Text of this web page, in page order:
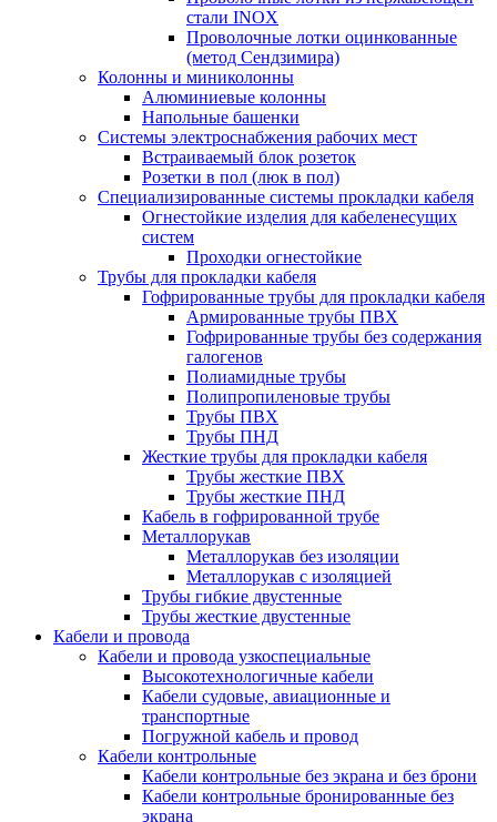
стали INOX
Проволочные лотки оцинкованные
(метод Сендзимира)
Колонны и миниколонны
Алюминиевые колонны
Напольные башенки
Системы электроснабжения рабочих мест
Встраиваемый блок розеток
Розетки в пол (люк в пол)
Специализированные системы прокладки кабеля
Огнестойкие изделия для кабеленесущих
систем
Проходки огнестойкие
Трубы для прокладки кабеля
Гофрированные трубы для прокладки кабеля
Армированные трубы ПВХ
Гофрированные трубы без содержания
галогенов
Полиамидные трубы
Полипропиленовые трубы
Трубы ПВХ
Трубы ПНД
Жесткие трубы для прокладки кабеля
Трубы жесткие ПВХ
Трубы жесткие ПНД
Кабель в гофрированной трубе
Металлорукав
Металлорукав без изоляции
Металлорукав с изоляцией
Трубы гибкие двустенные
Трубы жесткие двустенные
Кабели и провода
Кабели и провода узкоспециальные
Высокотехнологичные кабели
Кабели судовые, авиационные и
транспортные
Погружной кабель и провод
Кабели контрольные
Кабели контрольные без экрана и без брони
Кабели контрольные бронированные без
экрана